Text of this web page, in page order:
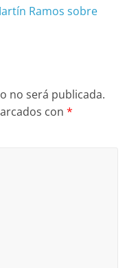
Ramos sobre
no será publicada.
con*